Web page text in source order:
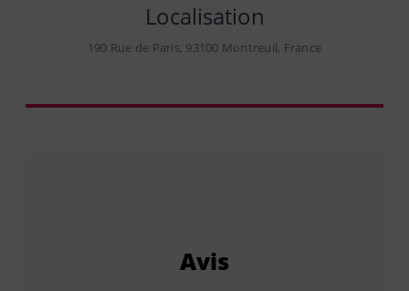
Localisation
190 Rue de Paris, 93100 Montreuil, France
Avis